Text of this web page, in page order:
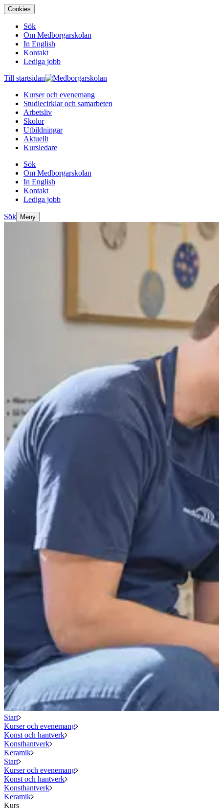
Cookies
Sök
Om Medborgarskolan
In English
Kontakt
Lediga jobb
Till startsidan
Kurser och evenemang
Studiecirklar och samarbeten
Arbetsliv
Skolor
Utbildningar
Aktuellt
Kursledare
Sök
Om Medborgarskolan
In English
Kontakt
Lediga jobb
Sök Meny
Start
Kurser och evenemang
Konst och hantverk
Konsthantverk
Keramik
Start
Kurser och evenemang
Konst och hantverk
Konsthantverk
Keramik
Kurs